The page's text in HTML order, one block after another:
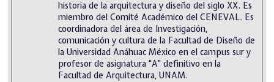
historia de la arquitectura y diseño del siglo XX. Es
miembro del Comité Académico del CENEVAL. Es
coordinadora del área de Investigación,
comunicación y cultura de la Facultad de Diseño de
la Universidad Anáhuac México en el campus sur y
profesor de asignatura “A” definitivo en la
Facultad de Arquitectura, UNAM.